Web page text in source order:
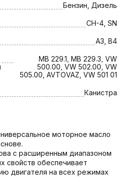
Бензин, Дизель
CH-4, SN
A3, B4
MB 229.1, MB 229.3, VW
500.00, VW 502.00, VW
505.00, AVTOVAZ, VW 501 01
Канистра
моторное масло
с расширенным диапазоном
свойств обеспечивает
двигателя на всех режимах